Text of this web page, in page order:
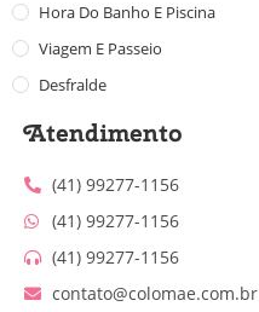
Hora Do Banho E Piscina
Viagem E Passeio
Desfralde
Atendimento
(41) 99277-1156
(41) 99277-1156
(41) 99277-1156
contato@colomae.com.br